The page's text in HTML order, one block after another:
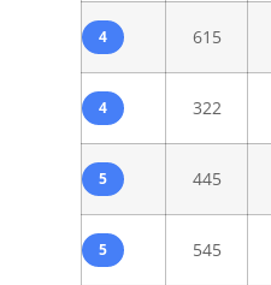
4 615
4 322
5 445
5 545